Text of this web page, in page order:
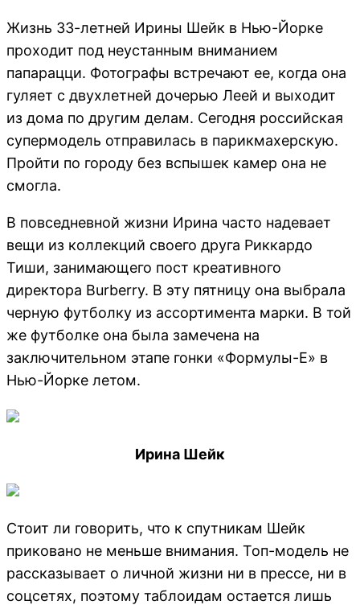
Жизнь 33-летней Ирины Шейк в Нью-Йорке
проходит под неустанным вниманием
папарацци. Фотографы встречают ее, когда она
гуляет с двухлетней дочерью Леей и выходит
из дома по другим делам. Сегодня российская
супермодель отправилась в парикмахерскую.
Пройти по городу без вспышек камер она не
смогла.
В повседневной жизни Ирина часто надевает
вещи из коллекций своего друга Риккардо
Тиши, занимающего пост креативного
директора Burberry. В эту пятницу она выбрала
черную футболку из ассортимента марки. В той
же футболке она была замечена на
заключительном этапе гонки «Формулы-Е» в
Нью-Йорке летом.
Ирина Шейк
Стоит ли говорить, что к спутникам Шейк
приковано не меньше внимания. Топ-модель не
рассказывает о личной жизни ни в прессе, ни в
соцсетях, поэтому таблоидам остается лишь